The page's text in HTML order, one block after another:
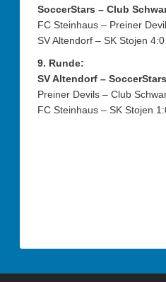
SoccerStars – Club
FC Steinhaus – Preiner
SV Altendorf – SK Stojen 4:0
9. Runde:
SV Altendorf – SoccerStars
Preiner Devils – Club
FC Steinhaus – SK Stojen